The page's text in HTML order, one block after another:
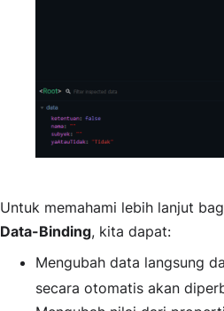
Untuk memahami lebih lanjut
Data-Binding, kita dapat:
Mengubah data langsung
secara otomatis akan